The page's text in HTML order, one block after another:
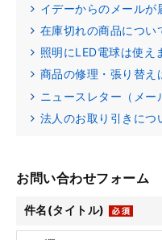
イデーからのメールが
在庫切れの商品につい
照明にLED電球は使え
商品の修理・張り替え
ニュースレター（メ
法人のお取り引きにつ
お問い合わせフォーム
件名(タイトル)